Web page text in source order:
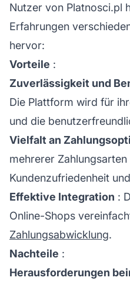
Nutzer von Platnosci.pl
Erfahrungen
hervor:
Vorteile :
Zuverlässigkeit und
Die Plattform wird für
und die
Vielfalt an
mehrerer
Kundenzufriedenheit
Effektive Integration :
Online-Shops
Zahlungsabwicklung.
Nachteile :
Herausforderungen